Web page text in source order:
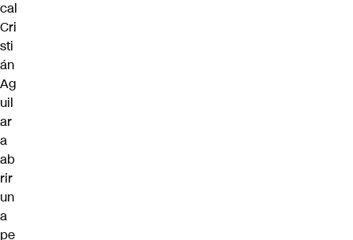
cal
Cri
sti
án
Ag
uil
ar
a
ab
rir
un
a
pe